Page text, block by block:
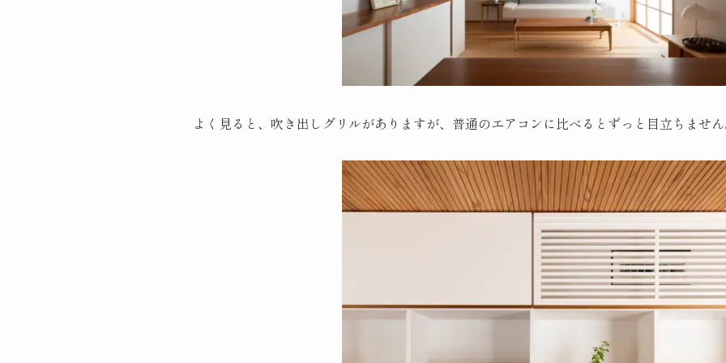
よく見ると、吹き出しグリルがありますが、普通のエアコンに比べるとずっと目立ちませ